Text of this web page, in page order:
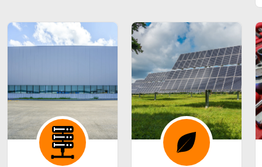
Serie SH
Cabezales de
calentamiento
Aeroespacial Automotriz
Cable